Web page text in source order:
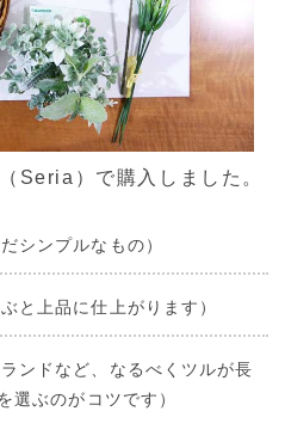
Seria）で購入しました。
シンプルなもの）
と上品に仕上がります）
ンドなど、なるべくツルが長
選ぶのがコツです）